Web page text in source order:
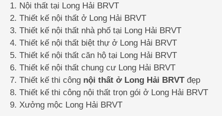
Nội thất tại Long Hải BRVT
Thiết kế nội thất ở Long Hải BRVT
Thiết kế nội thất nhà phố tại Long Hải BRVT
Thiết kế nội thất biệt thự ở Long Hải BRVT
Thiết kế nội thất căn hộ tại Long Hải BRVT
Thiết kế nội thất chung cư Long Hải BRVT
Thiết kế thi công nội thất ở Long Hải BRVTđẹp
Thiết kế thi công nội thất trọn gói ở Long Hải BRVT
Xưởng mộc Long Hải BRVT